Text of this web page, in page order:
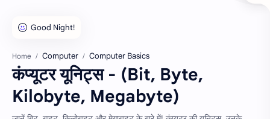
Home Computer Computer Basics
कंप्यूटर यूनिट्स - (Bit, Byte,
Kilobyte, Megabyte)